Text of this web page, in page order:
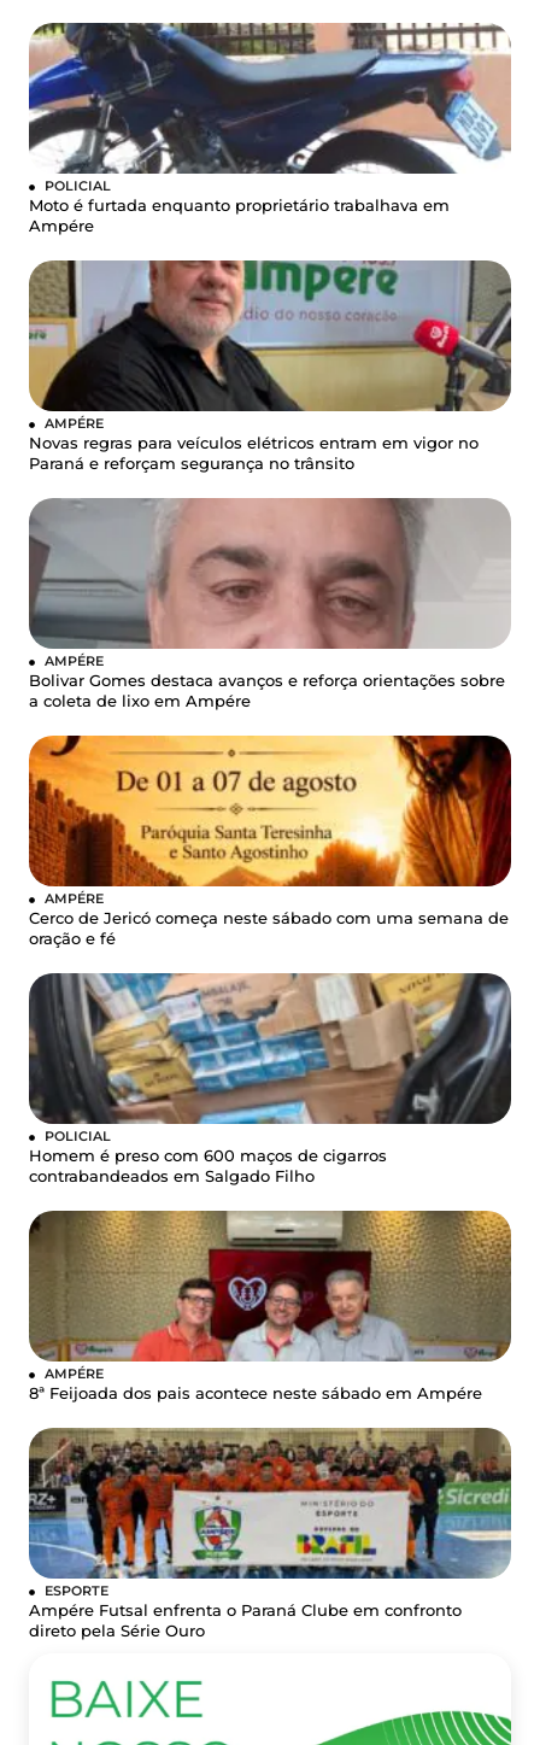
POLICIAL
Moto é furtada enquanto proprietário trabalhava em
Ampére
AMPÉRE
Novas regras para veículos elétricos entram em vigor no
Paraná e reforçam segurança no trânsito
AMPÉRE
Bolivar Gomes destaca avanços e reforça orientações sobre
a coleta de lixo em Ampére
AMPÉRE
Cerco de Jericó começa neste sábado com uma semana de
oração e fé
POLICIAL
Homem é preso com 600 maços de cigarros
contrabandeados em Salgado Filho
AMPÉRE
8ª Feijoada dos pais acontece neste sábado em Ampére
ESPORTE
Ampére Futsal enfrenta o Paraná Clube em confronto
direto pela Série Ouro